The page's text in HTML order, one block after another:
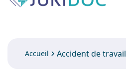
Accueil Accident de travail